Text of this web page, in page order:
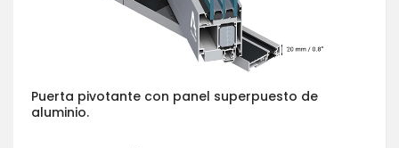
Puerta pivotante con panel superpuesto de
aluminio.